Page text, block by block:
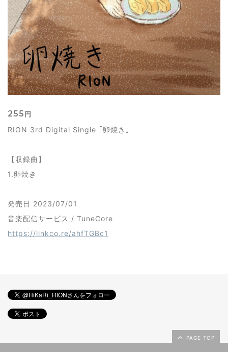
255 円
RION 3rd Digital Single ｢卵焼き｣
【収録曲】
1.卵焼き
発売日 2023/07/01
音楽配信サービス / TuneCore
https://linkco.re/ahfTGBc1
PAGE TOP